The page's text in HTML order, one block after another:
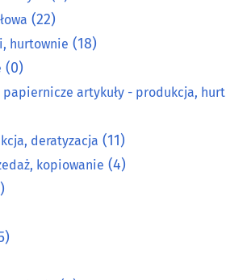
(22)
hurtownie (18)
(0)
artykuły - produkcja, hurt
deratyzacja (11)
kopiowanie (4)